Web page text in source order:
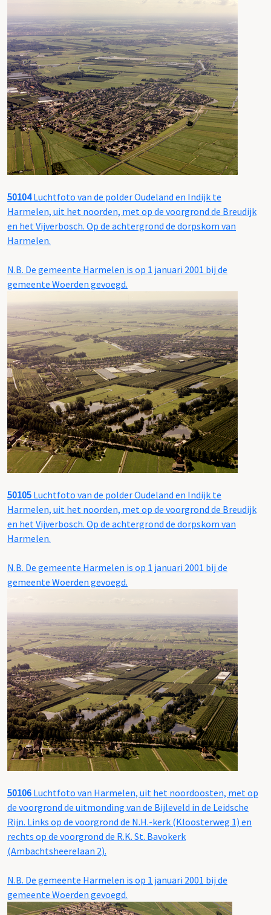
50104Luchtfoto van de polder Oudeland en Indijk te
Harmelen, uit het noorden, met op de voorgrond de Breudijk
en het Vijverbosch. Op de achtergrond de dorpskom van
Harmelen.
N.B. De gemeente Harmelen is op 1 januari 2001 bij de
gemeente Woerden gevoegd.
50105 Luchtfoto van de polder Oudeland en Indijk te
Harmelen, uit het noorden, met op de voorgrond de Breudijk
en het Vijverbosch. Op de achtergrond de dorpskom van
Harmelen.
N.B. De gemeente Harmelen is op 1 januari 2001 bij de
gemeente Woerden gevoegd.
50106 Luchtfoto van Harmelen, uit het noordoosten, met op
de voorgrond de uitmonding van de Bijleveld in de Leidsche
Rijn. Links op de voorgrond de N.H.-kerk (Kloosterweg 1) en
rechts op de voorgrond de R.K. St. Bavokerk
(Ambachtsheerelaan 2).
N.B. De gemeente Harmelen is op 1 januari 2001 bij de
gemeente Woerden gevoegd.